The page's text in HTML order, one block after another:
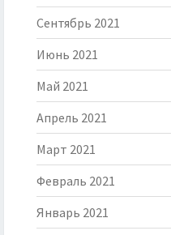
Сентябрь 2021
Июнь 2021
Май 2021
Апрель 2021
Март 2021
Февраль 2021
Январь 2021